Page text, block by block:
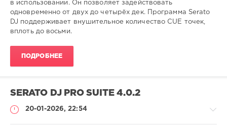
в использовании. Он позволяет задействовать
одновременно от двух до четырёх дек. Программа Serato
DJ поддерживает внушительное количество CUE точек,
вплоть до восьми.
ПОДРОБНЕЕ
SERATO DJ PRO SUITE 4.0.2
20-01-2026, 22:54